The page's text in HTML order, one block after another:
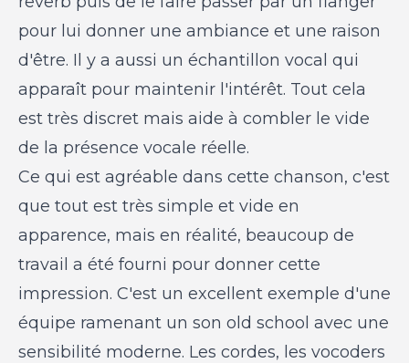
pour lui donner une ambiance et une raison
d'être. Il y a aussi un échantillon vocal qui
apparaît pour maintenir l'intérêt. Tout cela
est très discret mais aide à combler le vide
de la présence vocale réelle.
Ce qui est agréable dans cette chanson, c'est
que tout est très simple et vide en
apparence, mais en réalité, beaucoup de
travail a été fourni pour donner cette
impression. C'est un excellent exemple d'une
équipe ramenant un son old school avec une
sensibilité moderne. Les cordes, les vocoders